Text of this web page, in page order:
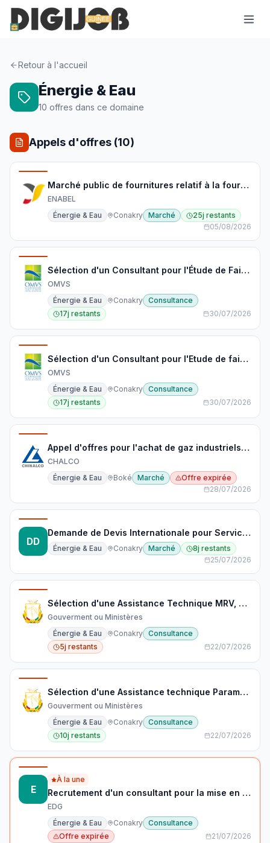
Retour à l'accueil
Énergie & Eau
10 offres dans ce domaine
Appels d'offres (10)
Marché public de fournitures relatif à la fourniture, installation et mise en service de pompes immergées ainsi que la formation des opérateurs
ENABEL
Énergie & Eau
Conakry Marché
25j restants
05/08/2026
Sélection d'un Consultant pour l'Étude de Faisabilité sur la Résilience Énergétique de l'OMVS
OMVS
Énergie & Eau
Conakry Consultance
17j restants
30/07/2026
Sélection d'un Consultant pour l'Etude de faisabilité de l'hybridation solaire des centrales hydroélectriques de Gouina et de Félou
OMVS
Énergie & Eau
Conakry Consultance
17j restants
30/07/2026
Appel d'offres pour l'achat de gaz industriels par Chalco Guinea Company S.A. et Chalco Guinea Port S.A.
CHALCO
Énergie & Eau
Boké Marché
Offre expirée
28/07/2026
DD
Demande de Devis Internationale pour Services de Construction - Installation d'un Système Solaire Photovoltaïque
Énergie & Eau Conakry Marché
8j restants
25/07/2026
Sélection d'une Assistance Technique MRV, Audits, Registre Carbone et Marchés Carbone pour la Phase Pilote de l'Instrument de Tarification du Carbone (ITC) du Secteur Extractif
Gouverment ou Ministères
Énergie & Eau
Conakry Consultance
5j restants
22/07/2026
Sélection d'une Assistance technique Paramètres Techniques et Économiques pour la Phase Pilote de l'Instrument de Tarification du Carbone (ITC) du Secteur Extractif
Gouverment ou Ministères
Énergie & Eau
Conakry Consultance
10j restants
22/07/2026
E
À la une
Recrutement d'un consultant pour la mise en place d'un système d'archivage au sein de l'UGP du PAAEG et de l'OPMP-PPP
EDG
Énergie & Eau
Conakry Consultance
Offre expirée
21/07/2026